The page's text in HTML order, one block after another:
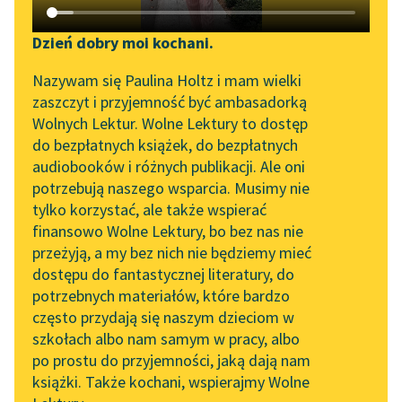
Katalog DAISY
Podkasty o książkach
Zgłoś brak utworu
Aktualności
Zapraszamy na spotkanie
online z tłumaczkami
literatury skandynawskiej
Spotkanie z Katarzyną
Tunkiel w Oslo
Wolne Lektury na 32.
Pol’and’Rock Festivalu
„Kochanek Lady
Chatterley” do słuchania
na Wolnych Lekturach
Nowy audiobook –
Narzędzia
Mapa Wolnych Lektur
Leśmianator
Przewodnik dla piszących i
czytających
API
OAI-PMH
Widget Wolnych Lektur
Przypisy
Dzień dobry moi kochani.
Nazywam się Paulina Holtz i mam wielki
zaszczyt i przyjemność być ambasadorką
Wolnych Lektur. Wolne Lektury to dostęp
do bezpłatnych książek, do bezpłatnych
audiobooków i różnych publikacji. Ale oni
potrzebują naszego wsparcia. Musimy nie
tylko korzystać, ale także wspierać
finansowo Wolne Lektury, bo bez nas nie
przeżyją, a my bez nich nie będziemy mieć
dostępu do fantastycznej literatury, do
potrzebnych materiałów, które bardzo
często przydają się naszym dzieciom w
szkołach albo nam samym w pracy, albo
po prostu do przyjemności, jaką dają nam
książki. Także kochani, wspierajmy Wolne
Krymo sonetai
Įžanga
Adomui Mickevičiui
Akermano tyrai
pobierz książkę
czytaj online